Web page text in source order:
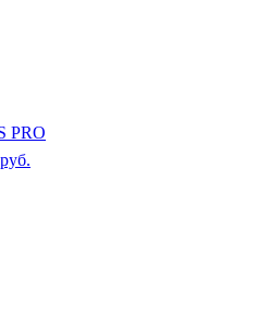
PRO
руб.